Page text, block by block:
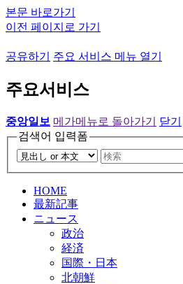
본문 바로가기
이전 페이지로 가기
공유하기 주요 서비스 메뉴 열기
주요서비스
중앙일보 메가메뉴로 돌아가기
닫기
검색어 입력폼
HOME
最新記事
ニュース
政治
経済
国際・日本
北朝鮮